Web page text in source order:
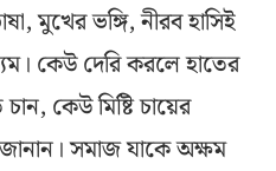
মুখের ভঙ্গি, নীরব হাসিই
কেউ দেরি করলে হাতের
কেউ মিষ্টি চায়ের
সমাজ যাকে অক্ষম